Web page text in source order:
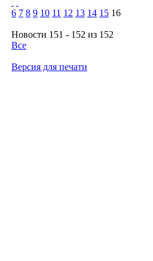
6 7 8 9 10 11 12 13 14 15 16
Новости 151 - 152 из 152
Все
Версия для печати